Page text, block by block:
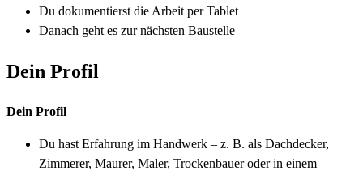
Du dokumentierst die Arbeit per Tablet
Danach geht es zur nächsten Baustelle
Dein Profil
Dein Profil
Du hast Erfahrung im Handwerk – z. B. als Dachdecker,
Zimmerer, Maurer, Maler, Trockenbauer oder in einem